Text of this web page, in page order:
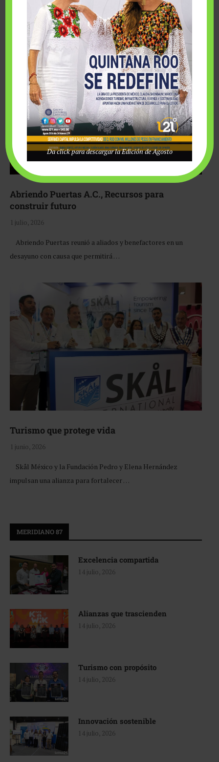
Fairmont Mayakoba y Make-A-Wish México unieron
esfuerzos para hacer realidad el deseo de una …
Abriendo Puertas A.C., Recursos para
construir futuro
1 julio, 2026
Abriendo Puertas reunió a aliados y benefactores en un
desayuno con causa que permitirá …
Turismo que protege vida
1 junio, 2026
Skål México y la Fundación Pedro y Elena Hernández
impulsan una alianza para fortalecer …
MERIDIANO 87
Excelencia compartida
14 julio, 2026
Alianzas que trascienden
14 julio, 2026
Turismo con propósito
14 julio, 2026
Innovación sostenible
14 julio, 2026
Da click para descargar la Edición de Agosto